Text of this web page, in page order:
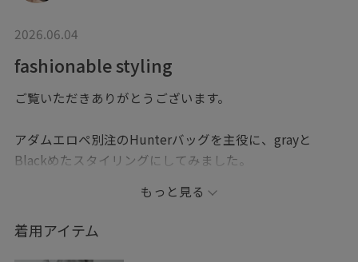
2026.06.04
fashionable styling
ご覧いただきありがとうございます。
アダムエロペ別注のHunterバッグを主役に、grayと
Blackめたスタイリングにしてみました。
スカーフをプラスしてモードな雰囲気に仕上げました。
スカーフはビスチェにしても可愛いです。
もっと見る
着用アイテム